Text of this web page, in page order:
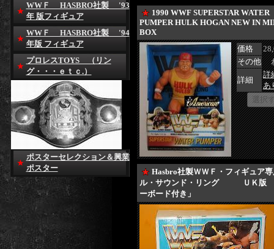
WWＦ HASBRO社製 '93
年 版フィギュア
WWＦ HASBRO社製 '94
年版 フィギュア
プロレスTOYS （リン
グ・・・ｅｔｃ.）
ポスターセレクション＆興業
ポスター
1990 WWF SUPERSTAR WATER
PUMPER HULK HOGAN NEW IN
BOX
価格
その他
詳細
詳
あ
Hasbro社製ＷＷＦ・フィ
ル・サウンド・リング ＵＫ
ーボード付き」